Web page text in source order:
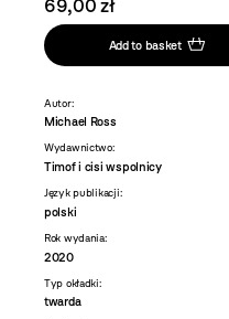
69,00 zł
Add to basket
Autor:
Michael Ross
Wydawnictwo:
Timof i cisi wspolnicy
Język publikacji:
polski
Rok wydania:
2020
Typ okładki:
twarda